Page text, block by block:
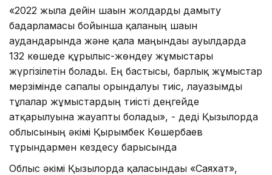
«2022 жылға дейін шағын жолдарды дамыту
бағдарламасы бойынша қаланың шағын
аудандарында және қала маңындағы ауылдарда
132 көшеде құрылыс-жөндеу жұмыстары
жүргізілетін болады. Ең бастысы, барлық жұмыстар
мерзімінде сапалы орындалуы тиіс, лауазымды
тұлғалар жұмыстардың тиісті деңгейде
атқарылуына жауапты болады», - деді Қызылорда
облысының әкімі Қырымбек Көшербаев
тұрғындармен кездесу барысында
Облыс әкімі Қызылорда қаласындағы «Саяхат»,